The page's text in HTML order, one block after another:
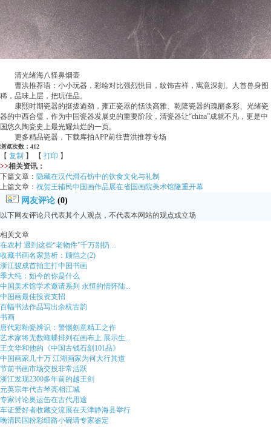
清光绪海八怪鼻烟壶
曹洪推荐语：小小玩器，彩绘对比强烈悦目，纹饰吉祥，寓意深刻。人首兽身图
稀，品味上层，把玩佳品。
康熙时期瓷器的挺拔遒劲，雍正瓷器的恬淡高雅、乾隆瓷器的瑰丽多彩、光绪瓷
器的中西合璧，作为中国瓷器发展史的重要阶段，清瓷器让“china”成就不凡，更是中
国悠久陶瓷史上最光耀灿烂的一页。
更多精品瓷器，下载库拍APP前往曹洪推荐专场
浏览次数：412
【 复制 】 【 打印 】
>>相关资讯：
下篇文章： 隐藏在汉代滑石钫中的饮食文化与礼制
上篇文章： 祝贺王辅民中国画作品展在省国画院美术馆隆重开幕
网友评论 (0)
以下网友评论只代表其个人观点，不代表本网站的观点或立场
相关文章
在农村 遇到这些“老物件”千万别扔 ...
收藏书画名家赏析：顾恺之(2)
浙江骏成首拍主打中国书画
季大纯：如今的你是什么
中国美术馆学术邀请系列 永恒的情怀陆...
中国画最佳投资支招
百幅书法作品写出余杭古韵
书画
唐代彩釉瓷辨识：警惕刻意精工之作
艺术家将无数蝴蝶排列在画布上 展示生...
王文华和他的《中国古钱石刻101品》
中国画家几十万 江湖画家为何大行其道
节前书画市场交投非常活跃
浙江发现2300多年前的越王剑
元英宗年代古琴亮相江城
专家讨论奥运缶在古代用途
车证爱好者收藏交流展在天津静海县举行
晚清民国粉彩细路小碗请专家鉴定